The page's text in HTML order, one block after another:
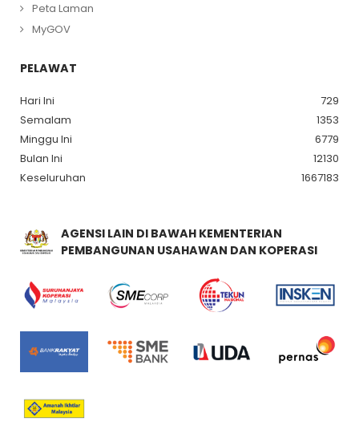
Peta Laman
MyGOV
PELAWAT
Hari Ini
729
Semalam
1353
Minggu Ini
6779
Bulan Ini
12130
Keseluruhan
1667183
AGENSI LAIN DI BAWAH KEMENTERIAN
PEMBANGUNAN USAHAWAN DAN KOPERASI